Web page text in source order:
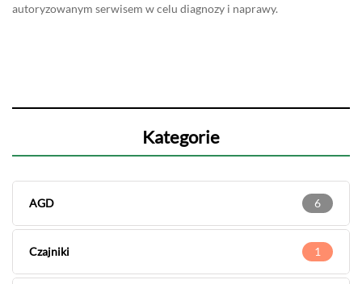
autoryzowanym serwisem w celu diagnozy i naprawy.
Kategorie
AGD 6
Czajniki 1